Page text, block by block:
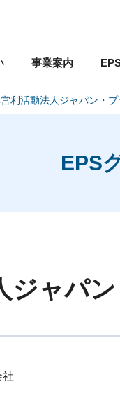
事業案内
利活動法人ジャパン・
EPS
ジャパ
社